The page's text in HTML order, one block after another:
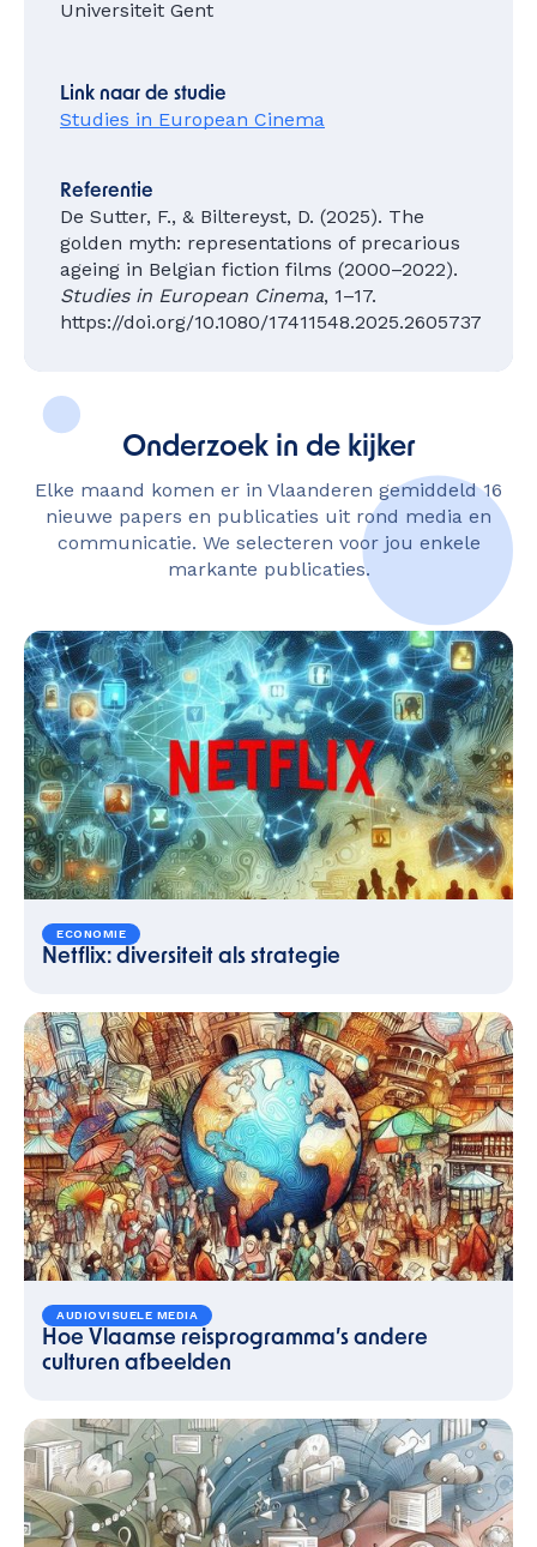
Universiteit Gent
Link naar de studie
Studies in European Cinema
Referentie
De Sutter, F., & Biltereyst, D. (2025). The
golden myth: representations of precarious
ageing in Belgian fiction films (2000–2022).
Studies in European Cinema, 1–17.
https://doi.org/10.1080/17411548.2025.2605737
Onderzoek in de kijker
Elke maand komen er in Vlaanderen gemiddeld 16
nieuwe papers en publicaties uit rond media en
communicatie. We selecteren voor jou enkele
markante publicaties.
ECONOMIE
Netflix: diversiteit als strategie
AUDIOVISUELE MEDIA
Hoe Vlaamse reisprogramma’s andere
culturen afbeelden